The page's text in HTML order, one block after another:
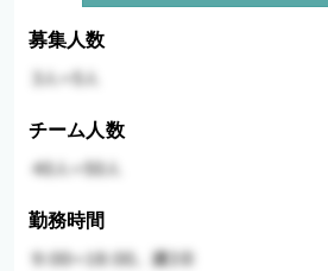
募集人数
チーム人数
勤務時間